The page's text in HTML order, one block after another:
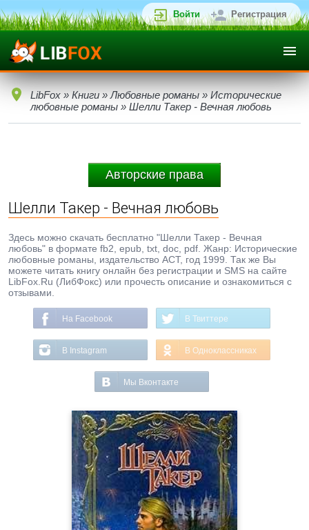
Войти Регистрация
LibFox » Книги » Любовные романы » Исторические
любовные романы » Шелли Такер - Вечная любовь
Авторские права
Шелли Такер - Вечная любовь
Здесь можно скачать бесплатно "Шелли Такер - Вечная
любовь" в формате fb2, epub, txt, doc, pdf. Жанр: Исторические
любовные романы, издательство АСТ, год 1999. Так же Вы
можете читать книгу онлайн без регистрации и SMS на сайте
LibFox.Ru (ЛибФокс) или прочесть описание и ознакомиться с
отзывами.
На Facebook В Твиттере
В Instagram В Одноклассниках
Мы Вконтакте